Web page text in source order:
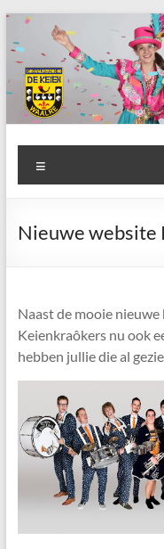
Ga
naar
de
inhoud
AWC
de
Keien
De
Keien
Nieuwe website
Naast de mooie
Keienkraôkers nu ook
hebben jullie die al